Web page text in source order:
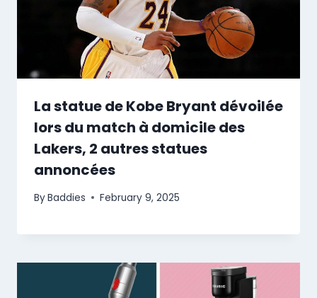
La statue de Kobe Bryant dévoilée
lors du match à domicile des
Lakers, 2 autres statues
annoncées
ByBaddies February 9, 2025